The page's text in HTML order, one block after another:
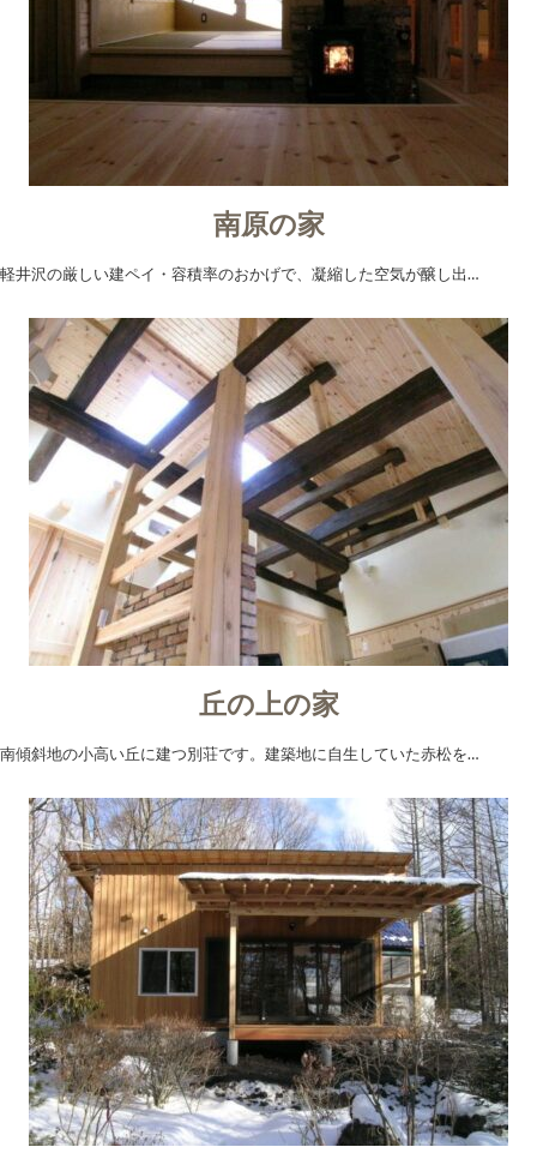
南原の家
軽井沢の厳しい建ペイ・容積率のおかげで、凝縮した空気が醸し出…
丘の上の家
南傾斜地の小高い丘に建つ別荘です。建築地に自生していた赤松を…